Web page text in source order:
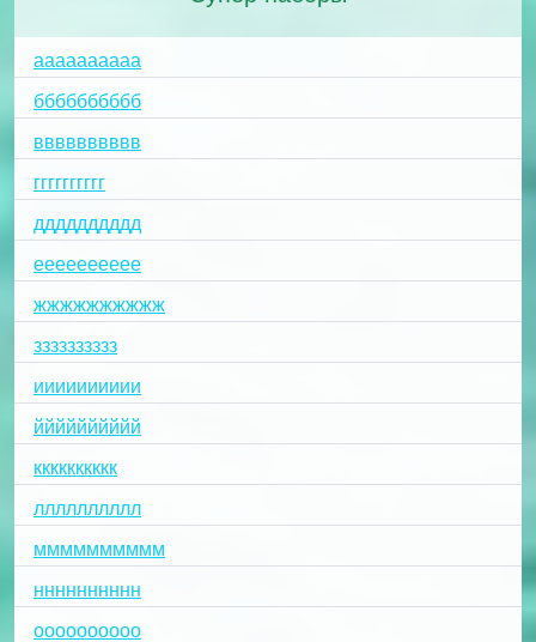
аааааааааа
бббббббббб
вввввввввв
гггггггггг
дддддддддд
ееееееееее
жжжжжжжжжж
зззззззззз
ииииииииии
йййййййййй
кккккккккк
лллллллллл
мммммммммм
нннннннннн
оооооооооо